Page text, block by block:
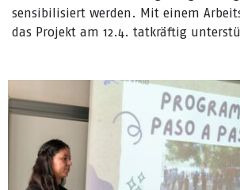
sensibilisiert werden. Mit einem
das Projekt am 12.4. tatkräftig